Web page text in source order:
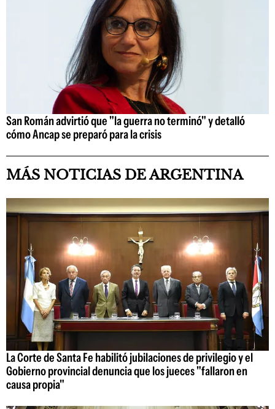
San Román advirtió que "la guerra no terminó" y detalló
cómo Ancap se preparó para la crisis
MÁS NOTICIAS DE ARGENTINA
La Corte de Santa Fe habilitó jubilaciones de privilegio y el
Gobierno provincial denuncia que los jueces "fallaron en
causa propia"